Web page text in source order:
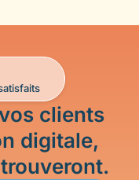
clients
digitale,